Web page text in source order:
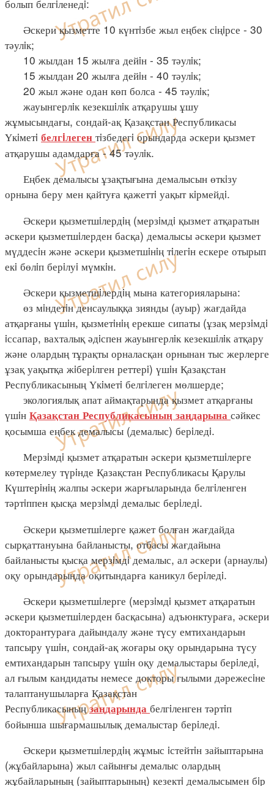
болып белгiленедi:
Әскери қызметте 10 күнтiзбе жыл еңбек сiңiрсе - 30
тәулiк;
10 жылдан 15 жылға дейiн - 35 тәулiк;
15 жылдан 20 жылға дейiн - 40 тәулiк;
20 жыл және одан көп болса - 45 тәулiк;
жауынгерлiк кезекшiлiк атқарушы ұшу
жұмысындағы, сондай-ақ Қазақстан Республикасы
Үкiметi белгiлеген тiзбедегi орындарда әскери қызмет
атқарушы адамдарға - 45 тәулiк.
Еңбек демалысы ұзақтығына демалысын өткiзу
орнына беру мен қайтуға қажеттi уақыт кiрмейдi.
Әскери қызметшiлердiң (мерзiмдi қызмет атқаратын
әскери қызметшiлерден басқа) демалысы әскери қызмет
мүддесiн және әскери қызметшiнiң тiлегiн ескере отырып
екi бөлiп берiлуi мүмкiн.
Әскери қызметшiлердiң мына категорияларына:
өз мiндетiн денсаулыққа зиянды (ауыр) жағдайда
атқарғаны үшiн, қызметiнiң ерекше сипаты (ұзақ мерзiмдi
iссапар, вахталық әдiспен жауынгерлiк кезекшiлiк атқару
және олардың тұрақты орналасқан орнынан тыс жерлерге
ұзақ уақытқа жiберiлген реттерi) үшiн Қазақстан
Республикасының Үкiметi белгiлеген мөлшерде;
экологиялық апат аймақтарында қызмет атқарғаны
үшiн Қазақстан Республикасыныңзаңдарына сәйкес
қосымша еңбек демалысы (демалыс) берiледi.
Мерзiмдi қызмет атқаратын әскери қызметшiлерге
көтермелеу түрiнде Қазақстан Республикасы Қарулы
Күштерiнiң жалпы әскери жарғыларында белгiленген
тәртiппен қысқа мерзiмдi демалыс берiледi.
Әскери қызметшiлерге қажет болған жағдайда
сырқаттануына байланысты, отбасы жағдайына
байланысты қысқа мерзiмдi демалыс, ал әскери (арнаулы)
оқу орындарында оқитындарға каникул берiледi.
Әскери қызметшiлерге (мерзiмдi қызмет атқаратын
әскери қызметшiлерден басқасына) адъюнктураға, әскери
докторантураға дайындалу және түсу емтихандарын
тапсыру үшiн, сондай-ақ жоғары оқу орындарына түсу
емтихандарын тапсыру үшiн оқу демалыстары берiледi,
ал ғылым кандидаты немесе докторы ғылыми дәрежесiне
талаптанушыларға Қазақстан
Республикасыныңзаңдарында белгiленген тәртiп
бойынша шығармашылық демалыстар берiледi.
Әскери қызметшiлердiң жұмыс iстейтiн зайыптарына
(жұбайларына) жыл сайынғы демалыс олардың
жұбайларының (зайыптарының) кезектi демалысымен бiр